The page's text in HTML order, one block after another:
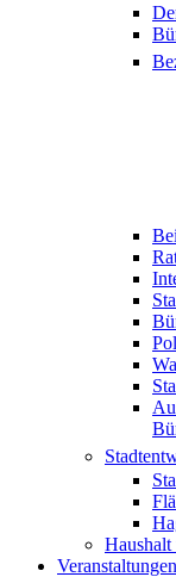
Haushalt
Veranstaltungen